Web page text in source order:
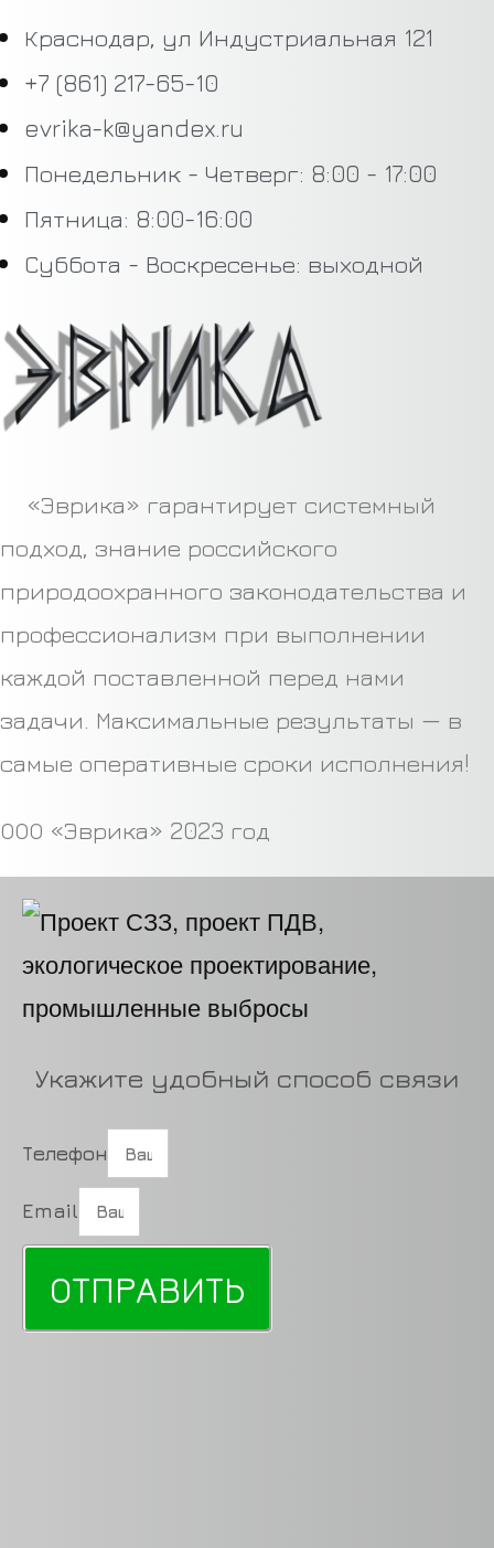
Краснодар, ул Индустриальная 121
+7 (861) 217-65-10
evrika-k@yandex.ru
Понедельник - Четверг: 8:00 - 17:00
Пятница: 8:00-16:00
Суббота - Воскресенье: выходной
«Эврика» гарантирует системный
подход, знание российского
природоохранного законодательства и
профессионализм при выполнении
каждой поставленной перед нами
задачи. Максимальные результаты — в
самые оперативные сроки исполнения!
ООО «Эврика» 2023 год
Укажите удобный способ связи
Телефон
Email
ОТПРАВИТЬ